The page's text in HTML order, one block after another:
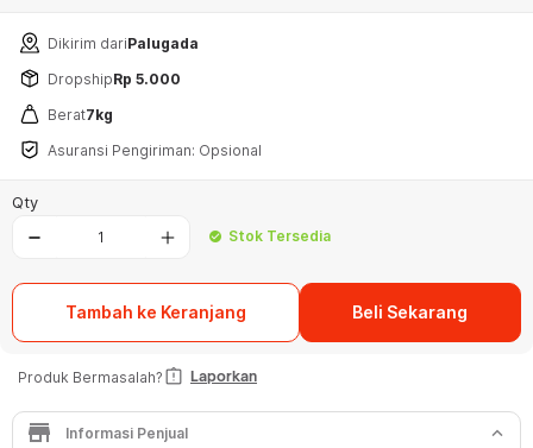
Dikirim dariPalugada
DropshipRp 5.000
Berat7kg
Asuransi Pengiriman: Opsional
Qty
check_circle Stok Tersedia
Tambah ke Keranjang Beli Sekarang
Produk Bermasalah? assignment_late Laporkan
store Informasi Penjual keyboard_arrow_down